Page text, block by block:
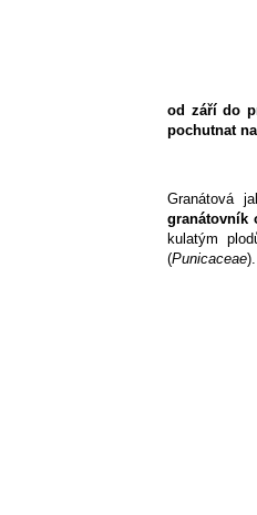
od září do
pochutnat
Granátová
granátovník
kulatým
(Punicaceae